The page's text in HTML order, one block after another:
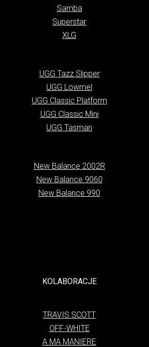
Samba
Superstar
XLG
UGG Tazz Slipper
UGG Lowmel
UGG Classic Platform
UGG Classic Mini
UGG Tasman
New Balance 2002R
New Balance 9060
New Balance 990
KOLABORACJE
TRAVIS SCOTT
OFF-WHITE
A MA MANIERE